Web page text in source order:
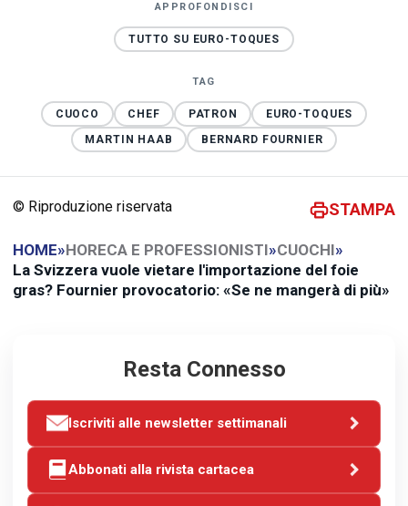
APPROFONDISCI
TUTTO SU EURO-TOQUES
TAG
CUOCO CHEF PATRON
EURO-TOQUES
MARTIN HAAB
BERNARD FOURNIER
© Riproduzione riservata STAMPA
HOME»HORECA E PROFESSIONISTI»CUOCHI»
La Svizzera vuole vietare l'importazione del foie
gras? Fournier provocatorio: «Se ne mangerà di più»
Resta Connesso
Iscriviti alle newsletter settimanali
Abbonati alla rivista cartacea